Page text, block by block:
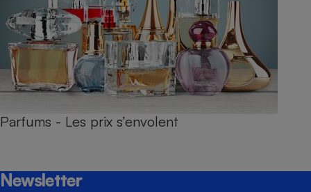
Parfums - Les prix s’envolent
Newsletter